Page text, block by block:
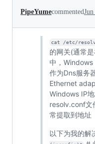
PipeYumecommented
cat /etc/
的网关(通常
中，Windows
作为Dns服务
Ethernet
Windows IP
resolv.conf文
常提取到地址
以下为我的解